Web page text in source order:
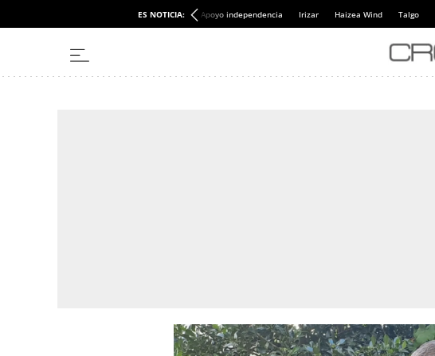
ES NOTICIA: Apoyo independencia Irizar Haizea Wind Talgo